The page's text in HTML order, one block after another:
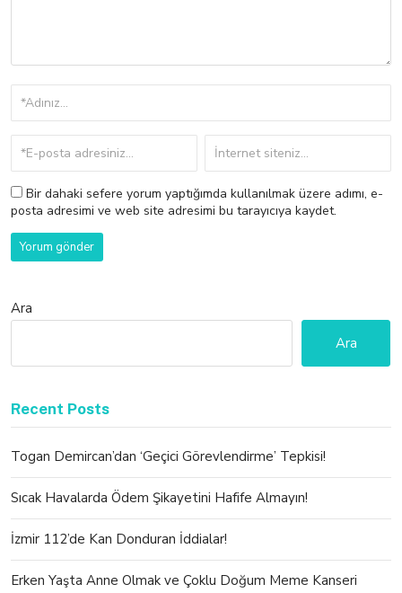
Bir dahaki sefere yorum yaptığımda kullanılmak üzere adımı, e-
posta adresimi ve web site adresimi bu tarayıcıya kaydet.
Ara
Ara
Recent Posts
Togan Demircan’dan ‘Geçici Görevlendirme’ Tepkisi!
Sıcak Havalarda Ödem Şikayetini Hafife Almayın!
İzmir 112’de Kan Donduran İddialar!
Erken Yaşta Anne Olmak ve Çoklu Doğum Meme Kanseri